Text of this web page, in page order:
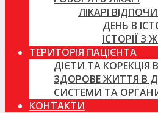
ЛІКАРІ
ДЕНЬ В
ІСТОРІЇ З
ТЕРИТОРІЯ ПАЦІЄНТА
ДІЄТИ ТА КОРЕКЦІЯ
ЗДОРОВЕ ЖИТТЯ В
СИСТЕМИ ТА
КОНТАКТИ